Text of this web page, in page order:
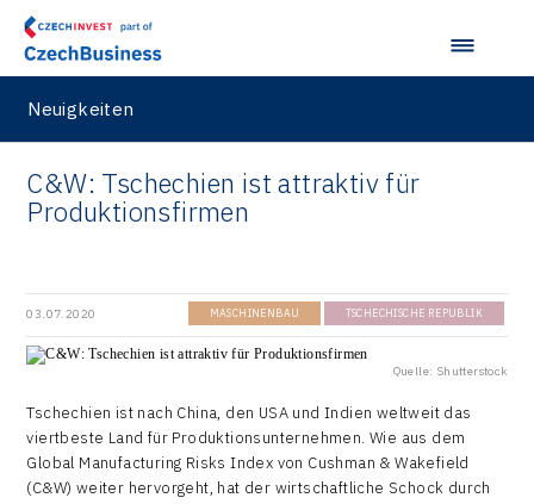
Neuigkeiten
C&W: Tschechien ist attraktiv für
Produktionsfirmen
03.07.2020 MASCHINENBAU TSCHECHISCHE REPUBLIK
Quelle: Shutterstock
Tschechien ist nach China, den USA und Indien weltweit das
viertbeste Land für Produktionsunternehmen. Wie aus dem
Global Manufacturing Risks Index von Cushman & Wakefield
(C&W) weiter hervorgeht, hat der wirtschaftliche Schock durch